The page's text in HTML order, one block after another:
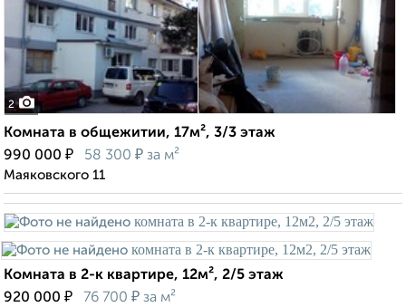
2
Комната в общежитии, 17м², 3/3 этаж
990 000 ₽ 58 300 ₽ за м²
Маяковского 11
Комната в 2-к квартире, 12м², 2/5 этаж
920 000 ₽ 76 700 ₽ за м²